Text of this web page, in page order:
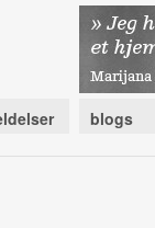
blogs